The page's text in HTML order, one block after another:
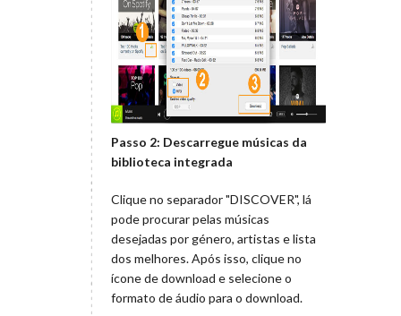
Passo 2: Descarregue músicas da
biblioteca integrada
Clique no separador "DISCOVER", lá
pode procurar pelas músicas
desejadas por género, artistas e lista
dos melhores. Após isso, clique no
ícone de download e selecione o
formato de áudio para o download.